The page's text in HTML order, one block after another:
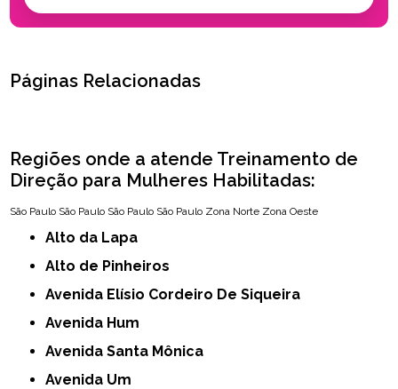
Páginas Relacionadas
Regiões onde a atende Treinamento de
Direção para Mulheres Habilitadas:
São Paulo São Paulo São Paulo São Paulo Zona Norte Zona Oeste
Alto da Lapa
Alto de Pinheiros
Avenida Elísio Cordeiro De Siqueira
Avenida Hum
Avenida Santa Mônica
Avenida Um